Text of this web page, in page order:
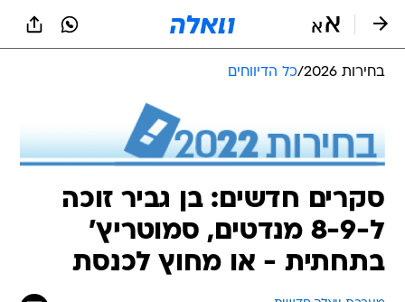
בחירות 2026 /כל הדיווחים
סקרים חדשים: בן גביר זוכה
ל-8-9 מנדטים, סמוטריץ'
בתחתית - או מחוץ לכנסת